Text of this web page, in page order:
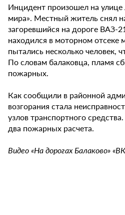
Инцидент произошел на
мира». Местный житель снял
загоревшийся на дороге ВАЗ-
находился в моторном
пытались несколько человек,
По словам балаковца, пламя
пожарных.
Как сообщили в районной
возгорания стала
узлов транспортного
два пожарных расчета.
Видео «На дорогах Балаково»